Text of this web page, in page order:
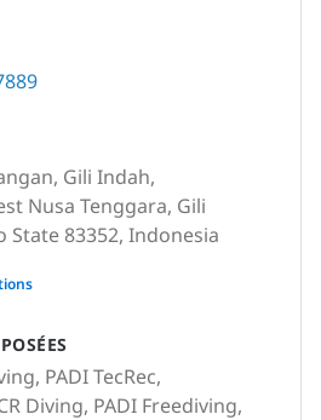
PADI TecRec,
Diving, PADI Freediving,
Gili Indah,
Nusa Tenggara, Gili
State 83352, Indonesia